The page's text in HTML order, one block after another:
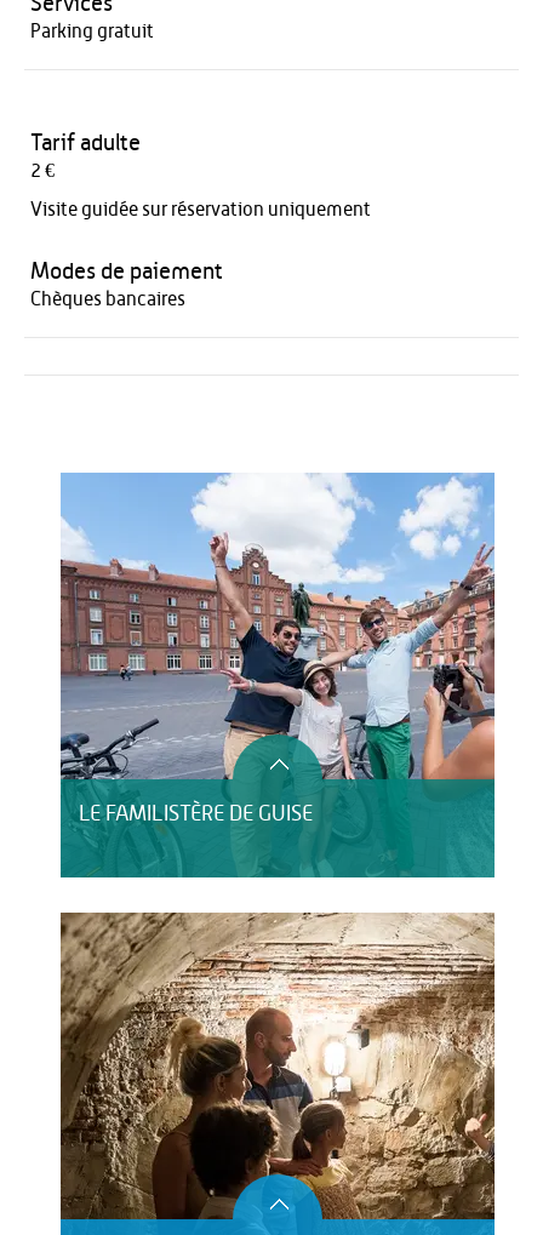
Parking gratuit
Tarif adulte
2 €
Visite guidée sur réservation uniquement
Modes de paiement
Chèques bancaires
LE FAMILISTÈRE DE GUISE